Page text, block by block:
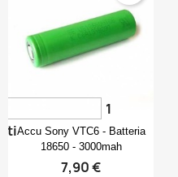
Anteprima
Accu Sony VTC6 - Batteria
18650 - 3000mah
7,90 €
1
voti